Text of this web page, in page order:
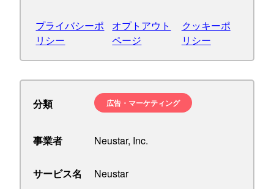
プライバシーポ
リシー
オプトアウト
ページ
クッキーポ
リシー
分類 広告・マーケティング
事業者 Neustar, Inc.
サービス名 Neustar